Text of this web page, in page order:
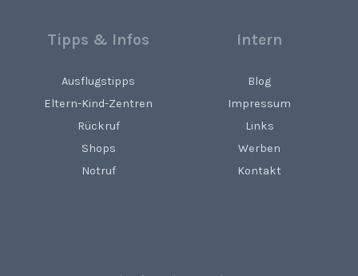
Tipps & Infos
Ausflugstipps
Eltern-Kind-Zentren
Rückruf
Shops
Notruf
Intern
Blog
Impressum
Links
Werben
Kontakt